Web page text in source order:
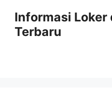
content
Informasi Loker
Terbaru